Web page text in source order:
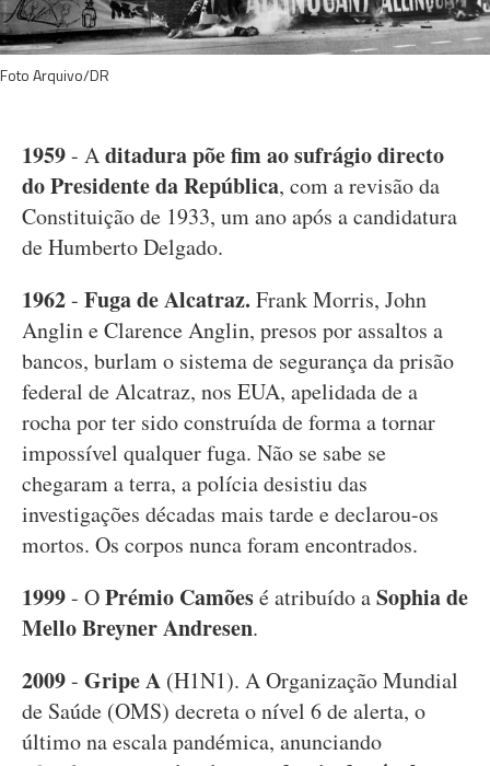
Foto Arquivo/DR
1959- Aditadura põe fim ao sufrágio directo
do Presidente da República, com a revisão da
Constituição de 1933, um ano após a candidatura
de Humberto Delgado.
1962- Fuga de Alcatraz. Frank Morris, John
Anglin e Clarence Anglin, presos por assaltos a
bancos, burlam o sistema de segurança da prisão
federal de Alcatraz, nos EUA, apelidada de a
rocha por ter sido construída de forma a tornar
impossível qualquer fuga. Não se sabe se
chegaram a terra, a polícia desistiu das
investigações décadas mais tarde e declarou-os
mortos. Os corpos nunca foram encontrados.
1999- OPrémio Camõesé atribuído aSophia de
Mello Breyner Andresen.
2009- Gripe A (H1N1). A Organização Mundial
de Saúde (OMS) decreta o nível 6 de alerta, o
último na escala pandémica, anunciando